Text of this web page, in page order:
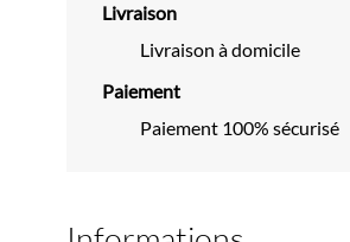
Livraison
Livraison à domicile
Paiement
Paiement 100% sécurisé